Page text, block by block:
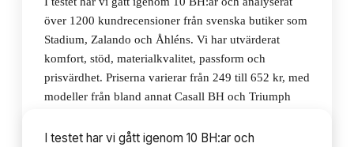
över 1200 kundrecensioner från svenska butiker som
Stadium, Zalando och Åhléns. Vi har utvärderat
komfort, stöd, materialkvalitet, passform och
prisvärdhet. Priserna varierar från 249 till 652 kr, med
modeller från bland annat Casall BH och Triumph
I testet har vi gått igenom 10 BH:ar och